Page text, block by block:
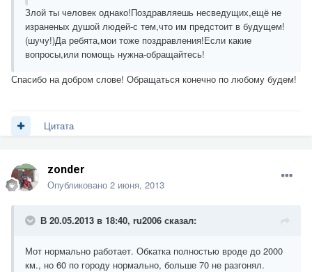
Злой ты человек однако!Поздравляешь несведущих,ещё не
израненых душой людей-с тем,что им предстоит в будущем!
(шучу!)Да ребята,мои тоже поздравления!Если какие
вопросы,или помощь нужна-обращайтесь!
Спасибо на добром слове! Обращаться конечно по любому будем!
Цитата
zonder
Опубликовано 2 июня, 2013
В 20.05.2013 в 18:40, ru2006 сказал:
Мот нормально работает. Обкатка полностью вроде до 2000
км., но 60 по городу нормально, больше 70 не разгонял.